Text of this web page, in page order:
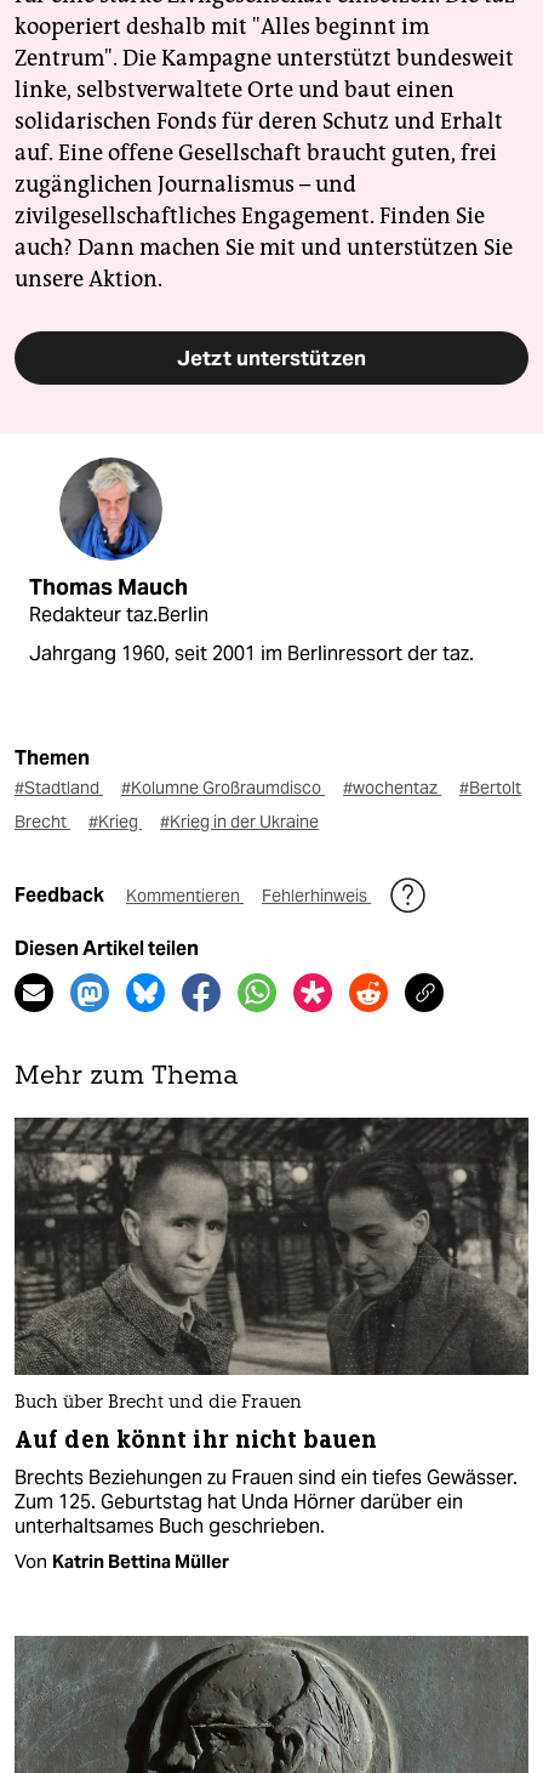
kooperiert deshalb mit "Alles beginnt im
Zentrum". Die Kampagne unterstützt bundesweit
linke, selbstverwaltete Orte und baut einen
solidarischen Fonds für deren Schutz und Erhalt
auf. Eine offene Gesellschaft braucht guten, frei
zugänglichen Journalismus – und
zivilgesellschaftliches Engagement. Finden Sie
auch? Dann machen Sie mit und unterstützen Sie
unsere Aktion.
Jetzt unterstützen
Thomas Mauch
Redakteur taz.Berlin
Jahrgang 1960, seit 2001 im Berlinressort der taz.
Themen
#Stadtland #Kolumne Großraumdisco #wochentaz
#Bertolt
Brecht
#Krieg #Krieg in der Ukraine
Feedback Kommentieren Fehlerhinweis
Diesen Artikel teilen
Mehr zum Thema
Buch über Brecht und die Frauen
Auf den könnt ihr nicht bauen
Brechts Beziehungen zu Frauen sind ein tiefes Gewässer.
Zum 125. Geburtstag hat Unda Hörner darüber ein
unterhaltsames Buch geschrieben.
Von Katrin Bettina Müller